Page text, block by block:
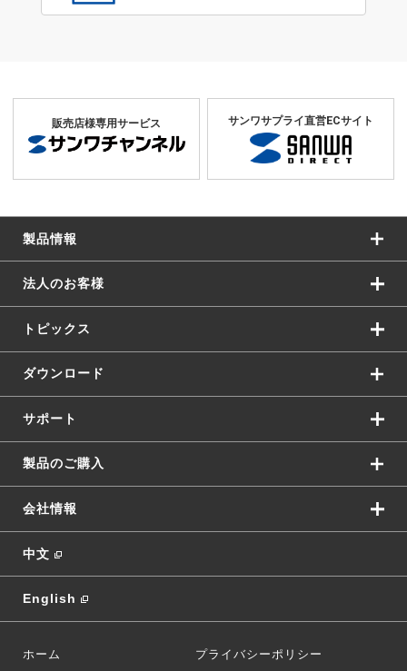
販売店様専用サービス サンワサプライ直営ECサイト
製品情報
法人のお客様
トピックス
ダウンロード
サポート
製品のご購入
会社情報
中文
English
ホーム
プライバシーポリシー